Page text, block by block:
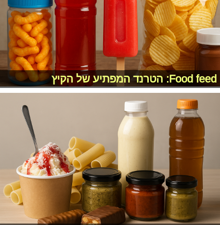
Food feed: הטרנד המפתיע של הקיץ